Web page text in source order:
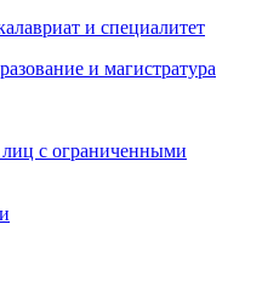
и специалитет
и магистратура
с ограниченными